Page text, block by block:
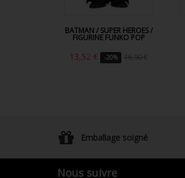
BATMAN / SUPER HEROES /
FIGURINE FUNKO POP
13,52 € -20% 16,90 €
Emballage soigné
Nous suivre